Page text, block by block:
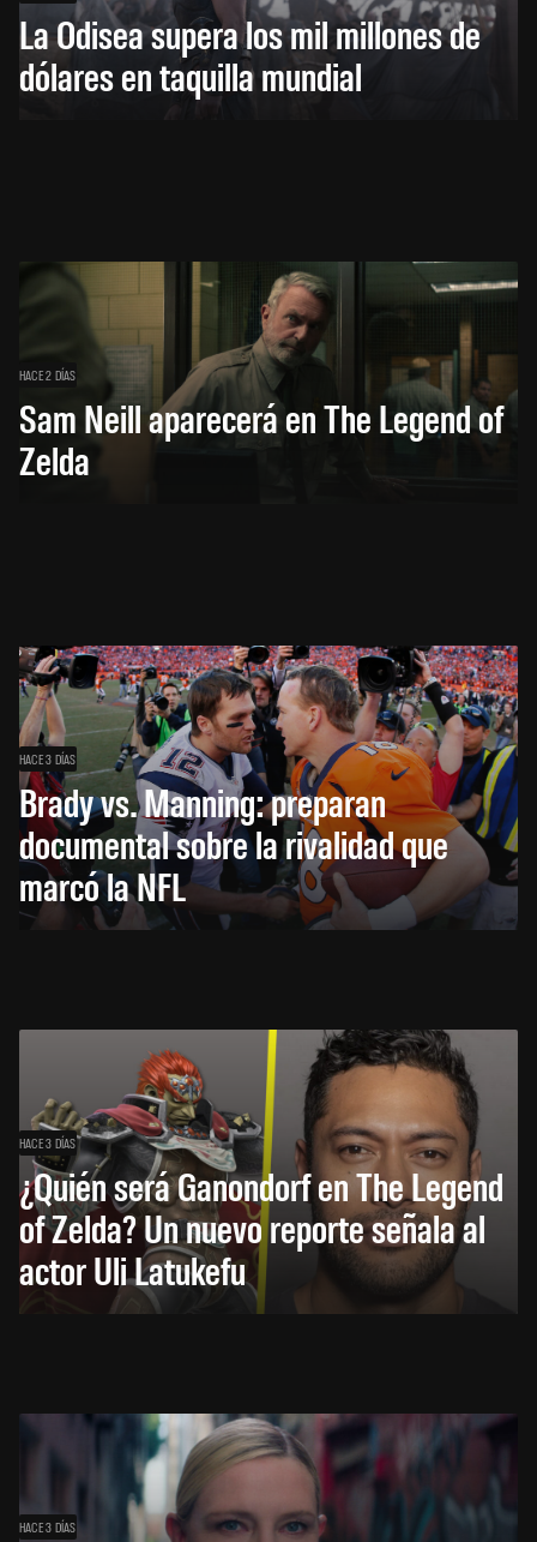
La Odisea supera los mil millones de
dólares en taquilla mundial
HACE 2 DÍAS
Sam Neill aparecerá en The Legend of
Zelda
HACE 3 DÍAS
Brady vs. Manning: preparan
documental sobre la rivalidad que
marcó la NFL
HACE 3 DÍAS
¿Quién será Ganondorf en The Legend
of Zelda? Un nuevo reporte señala al
actor Uli Latukefu
HACE 3 DÍAS